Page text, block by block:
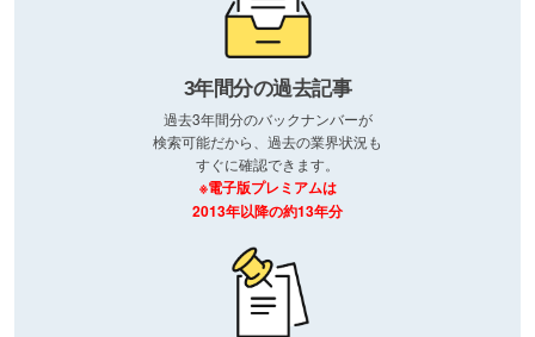
3年間分の過去記事
過去3年間分のバックナンバーが
検索可能だから、過去の業界状況も
すぐに確認できます。
※電子版プレミアムは
2013年以降の約13年分